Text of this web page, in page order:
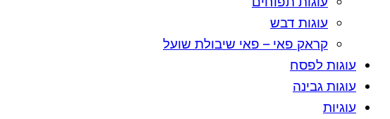
עוגות דבש
קראק פאי – פאי שיבולת שועל
עוגות לפסח
עוגות גבינה
עוגיות